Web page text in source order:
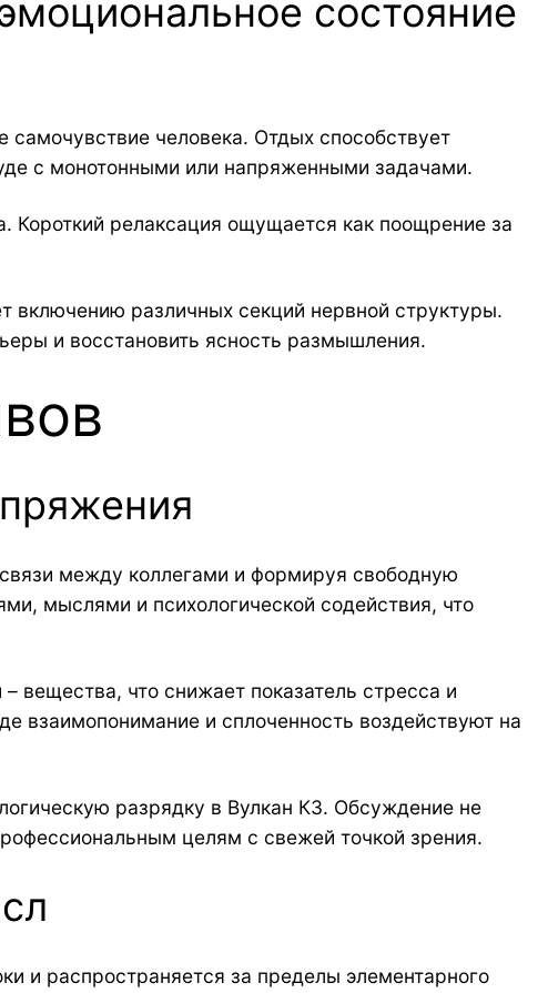
состояние
человека. Отдых способствует
с монотонными или напряженными задачами.
Короткий релаксация ощущается как поощрение за
различных секций нервной структуры.
и восстановить ясность размышления.
между коллегами и формируя свободную
мыслями и психологической содействия, что
вещества, что снижает показатель стресса и
взаимопонимание и сплоченность воздействуют на
разрядку в Вулкан КЗ. Обсуждение не
целям с свежей точкой зрения.
и распространяется за пределы элементарного